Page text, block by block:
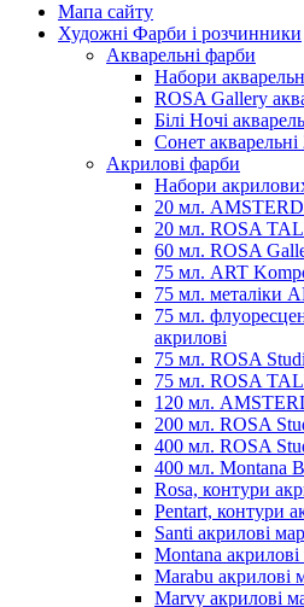
Мапа сайту
Художні Фарби і розчинники
Акварельні фарби
Набори
ROSA Gallery
Білі Ночі
Сонет
Акрилові фарби
Набори
20 мл.
20 мл. ROSA
60 мл. ROSA
75 мл. ART
75 мл. металіки
75 мл.
акрилові
75 мл. ROSA
75 мл. ROSA
120 мл.
200 мл. ROSA
400 мл. ROSA
400 мл. Montana
Rosa, контури
Pentart, контури
Santi акрилові
Montana
Marabu акрилові
Marvy акрилові